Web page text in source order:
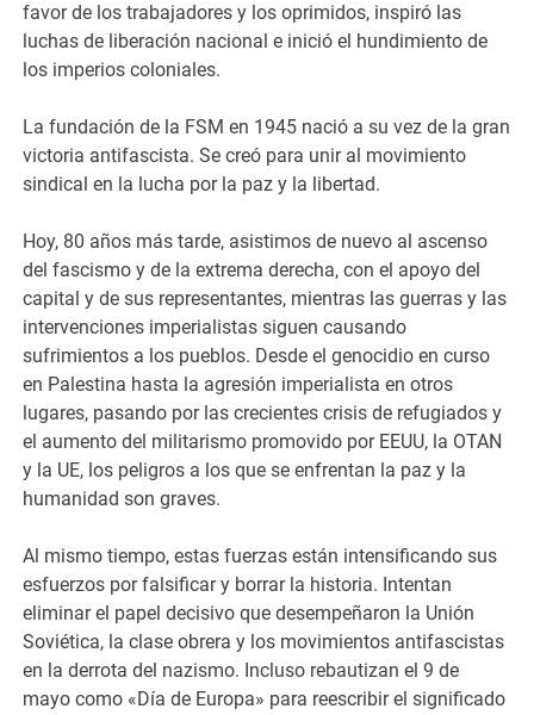
favor de los trabajadores y los oprimidos, inspiró las
luchas de liberación nacional e inició el hundimiento de
los imperios coloniales.
La fundación de la FSM en 1945 nació a su vez de la gran
victoria antifascista. Se creó para unir al movimiento
sindical en la lucha por la paz y la libertad.
Hoy, 80 años más tarde, asistimos de nuevo al ascenso
del fascismo y de la extrema derecha, con el apoyo del
capital y de sus representantes, mientras las guerras y las
intervenciones imperialistas siguen causando
sufrimientos a los pueblos. Desde el genocidio en curso
en Palestina hasta la agresión imperialista en otros
lugares, pasando por las crecientes crisis de refugiados y
el aumento del militarismo promovido por EEUU, la OTAN
y la UE, los peligros a los que se enfrentan la paz y la
humanidad son graves.
Al mismo tiempo, estas fuerzas están intensificando sus
esfuerzos por falsificar y borrar la historia. Intentan
eliminar el papel decisivo que desempeñaron la Unión
Soviética, la clase obrera y los movimientos antifascistas
en la derrota del nazismo. Incluso rebautizan el 9 de
mayo como «Día de Europa» para reescribir el significado